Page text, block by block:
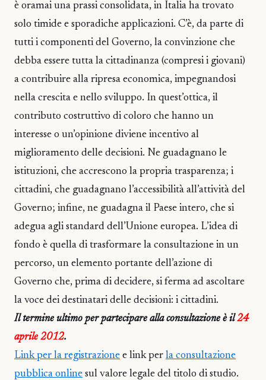
è oramai una prassi consolidata, in Italia ha trovato
solo timide e sporadiche applicazioni. C’è, da parte di
tutti i componenti del Governo, la convinzione che
debba essere tutta la cittadinanza (compresi i giovani)
a contribuire alla ripresa economica, impegnandosi
nella crescita e nello sviluppo. In quest’ottica, il
contributo costruttivo di coloro che hanno un
interesse o un’opinione diviene incentivo al
miglioramento delle decisioni. Ne guadagnano le
istituzioni, che accrescono la propria trasparenza; i
cittadini, che guadagnano l’accessibilità all’attività del
Governo; infine, ne guadagna il Paese intero, che si
adegua agli standard dell’Unione europea. L’idea di
fondo è quella di trasformare la consultazione in un
percorso, un elemento portante dell’azione di
Governo che, prima di decidere, si ferma ad ascoltare
la voce dei destinatari delle decisioni: i cittadini.
Il termine ultimo per partecipare alla consultazione è il24
aprile 2012.
Link per la registrazione e link per la consultazione
pubblica online sul valore legale del titolo di studio.